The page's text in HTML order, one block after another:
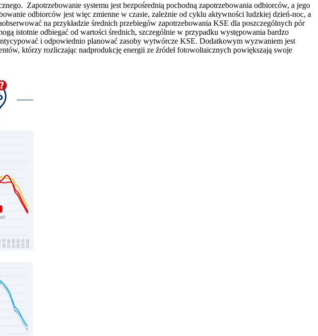
Zapotrzebowanie systemu jest bezpośrednią pochodną zapotrzebowania odbiorców, a jego
odbiorców jest więc zmienne w czasie, zależnie od cyklu aktywności ludzkiej dzień-noc, a
na przykładzie średnich przebiegów zapotrzebowania KSE dla poszczególnych pór
istotnie odbiegać od wartości średnich, szczególnie w przypadku występowania bardzo
i odpowiednio planować zasoby wytwórcze KSE. Dodatkowym wyzwaniem jest
którzy rozliczając nadprodukcję energii ze źródeł fotowoltaicznych powiększają swoje